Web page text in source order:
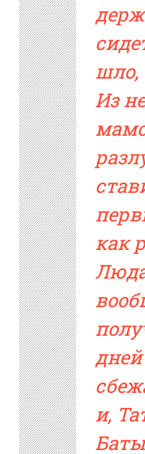
шло,
Из
как
и,